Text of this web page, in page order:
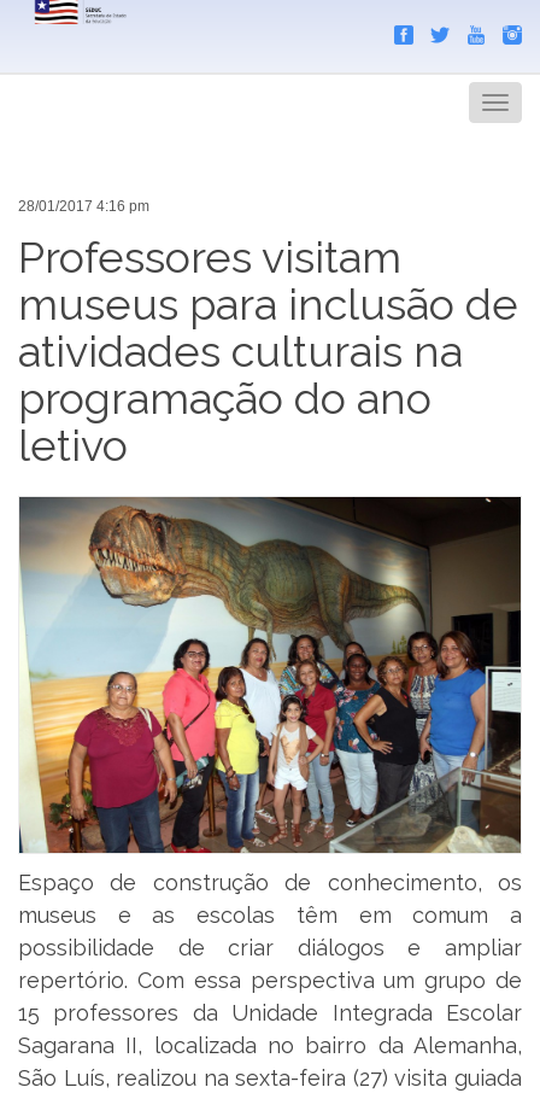
Menu
28/01/2017 4:16 pm
Professores visitam
museus para inclusão de
atividades culturais na
programação do ano
letivo
Espaço de construção de conhecimento, os
museus e as escolas têm em comum a
possibilidade de criar diálogos e ampliar
repertório. Com essa perspectiva um grupo de
15 professores da Unidade Integrada Escolar
Sagarana II, localizada no bairro da Alemanha,
São Luís, realizou na sexta-feira (27) visita guiada